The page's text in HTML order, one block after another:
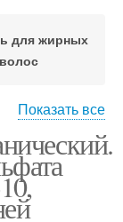
для жирных
волос
Показать все